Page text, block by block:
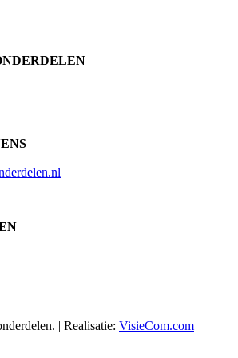
| Realisatie: VisieCom.com